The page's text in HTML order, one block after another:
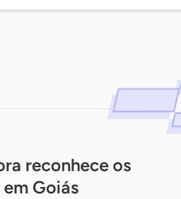
reconhece os
Goiás